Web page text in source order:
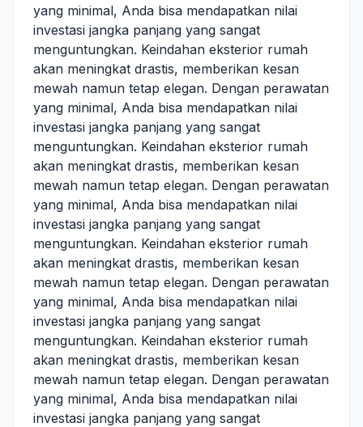
yang minimal, Anda bisa mendapatkan nilai
investasi jangka panjang yang sangat
menguntungkan. Keindahan eksterior rumah
akan meningkat drastis, memberikan kesan
mewah namun tetap elegan. Dengan perawatan
yang minimal, Anda bisa mendapatkan nilai
investasi jangka panjang yang sangat
menguntungkan. Keindahan eksterior rumah
akan meningkat drastis, memberikan kesan
mewah namun tetap elegan. Dengan perawatan
yang minimal, Anda bisa mendapatkan nilai
investasi jangka panjang yang sangat
menguntungkan. Keindahan eksterior rumah
akan meningkat drastis, memberikan kesan
mewah namun tetap elegan. Dengan perawatan
yang minimal, Anda bisa mendapatkan nilai
investasi jangka panjang yang sangat
menguntungkan. Keindahan eksterior rumah
akan meningkat drastis, memberikan kesan
mewah namun tetap elegan. Dengan perawatan
yang minimal, Anda bisa mendapatkan nilai
investasi jangka panjang yang sangat